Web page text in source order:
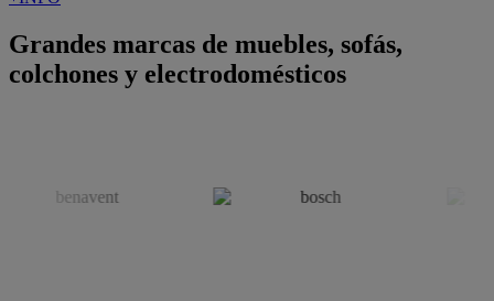
Grandes marcas de muebles, sofás,
colchones y electrodomésticos